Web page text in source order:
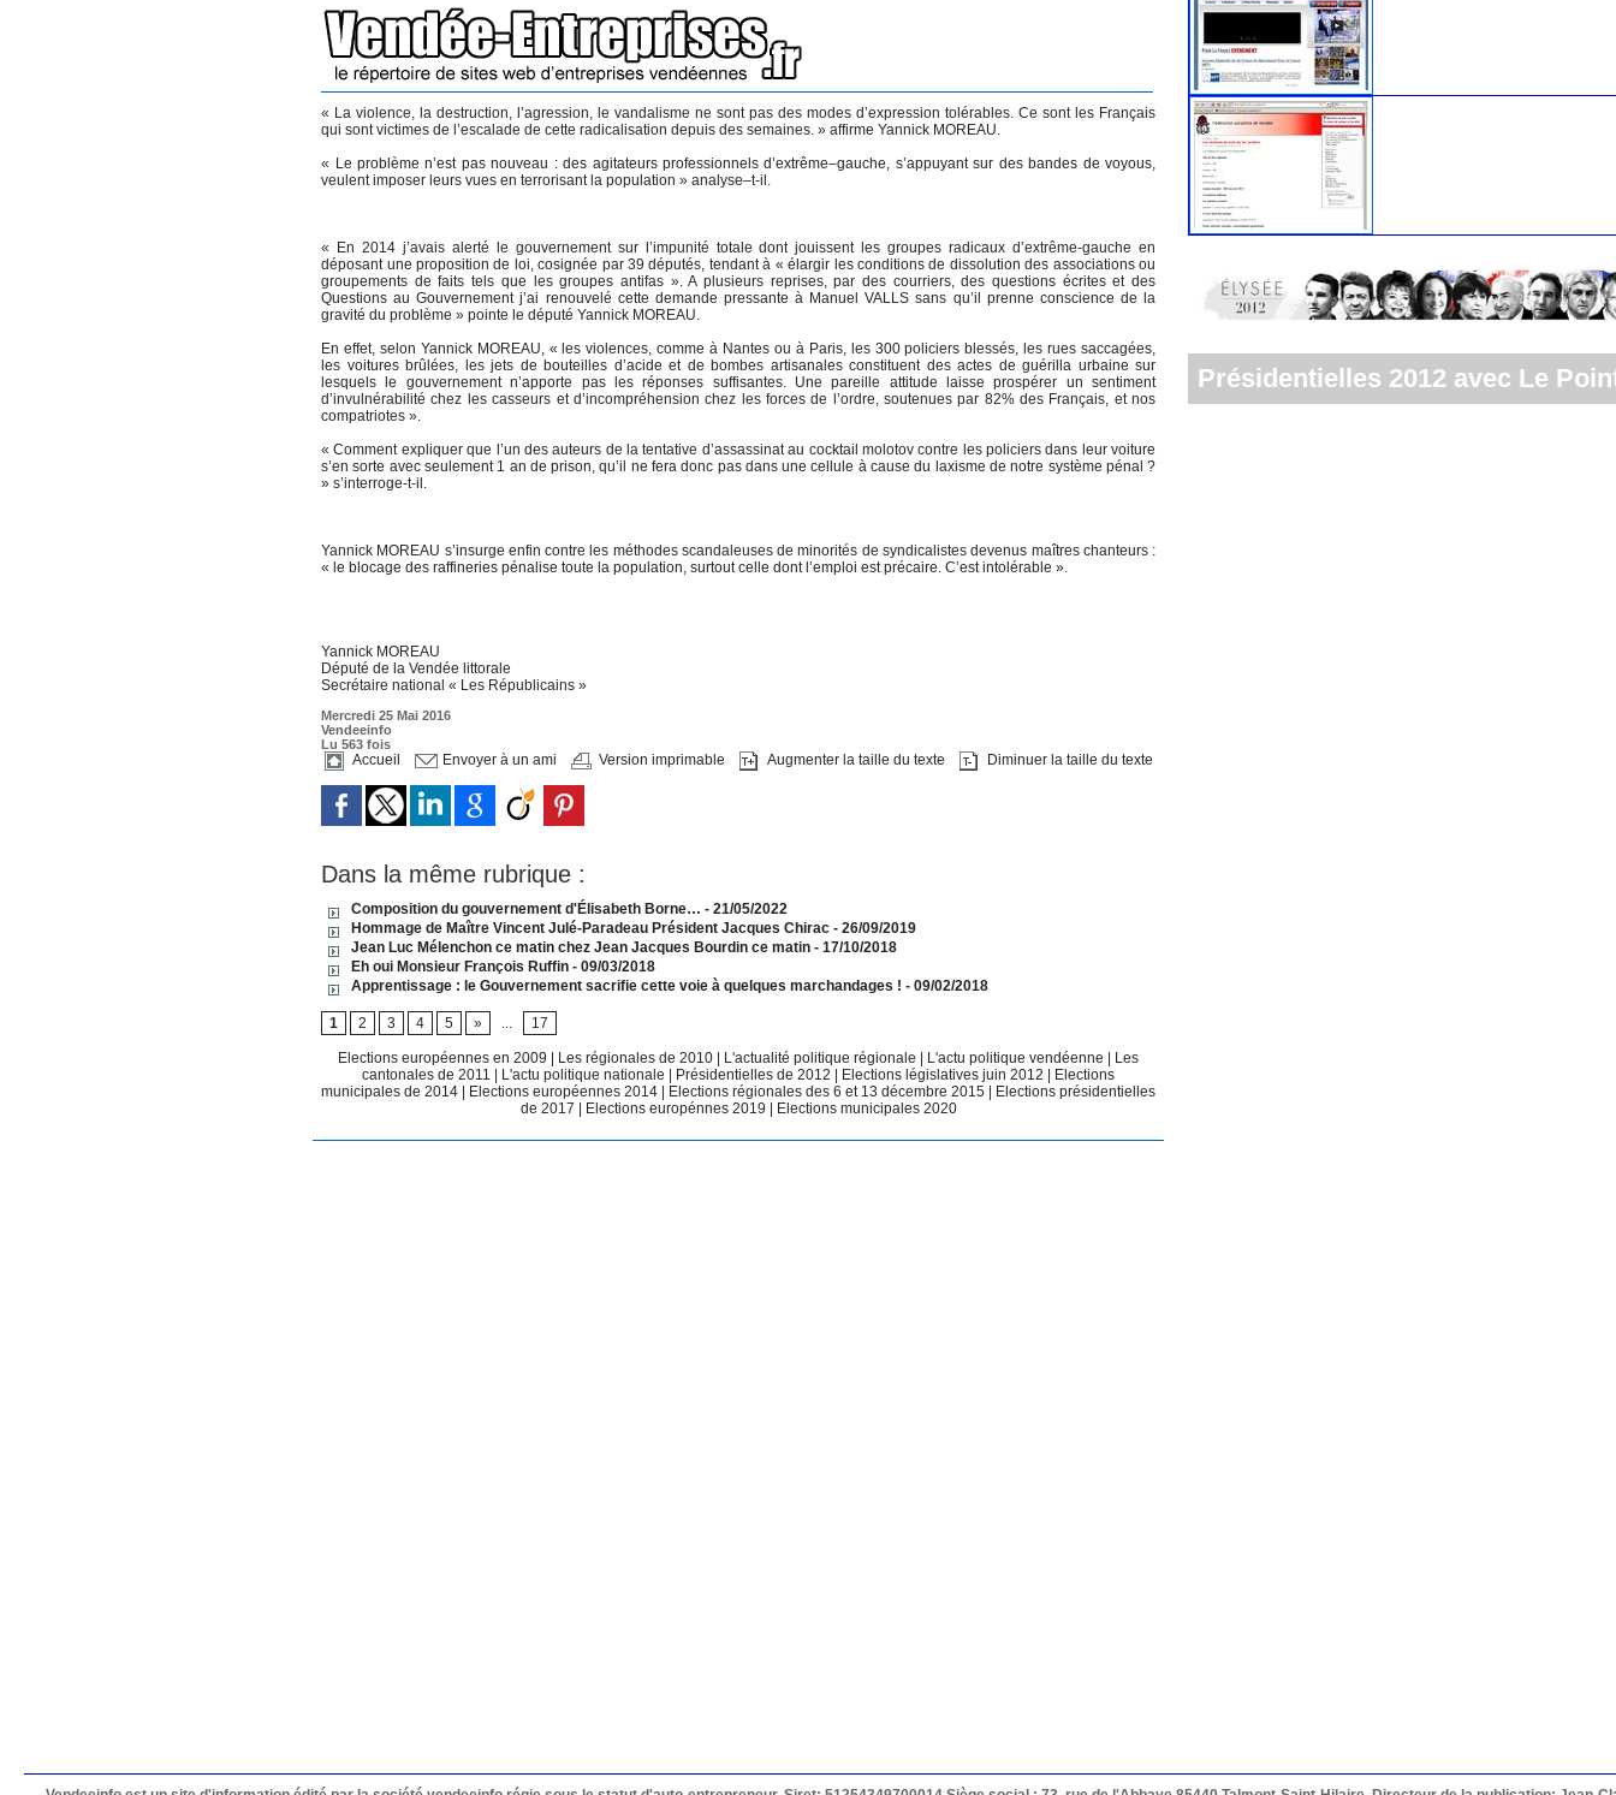
« La violence, la destruction, l’agression, le vandalisme ne sont pas des modes d’expression tolérables. Ce sont les Français
qui sont victimes de l’escalade de cette radicalisation depuis des semaines. » affirme Yannick MOREAU.
« Le problème n’est pas nouveau : des agitateurs professionnels d’extrême–gauche, s’appuyant sur des bandes de voyous,
veulent imposer leurs vues en terrorisant la population » analyse–t-il.
« En 2014 j’avais alerté le gouvernement sur l’impunité totale dont jouissent les groupes radicaux d’extrême-gauche en
déposant une proposition de loi, cosignée par 39 députés, tendant à « élargir les conditions de dissolution des associations ou
groupements de faits tels que les groupes antifas ». A plusieurs reprises, par des courriers, des questions écrites et des
Questions au Gouvernement j’ai renouvelé cette demande pressante à Manuel VALLS sans qu’il prenne conscience de la
gravité du problème » pointe le député Yannick MOREAU.
En effet, selon Yannick MOREAU, « les violences, comme à Nantes ou à Paris, les 300 policiers blessés, les rues saccagées,
les voitures brûlées, les jets de bouteilles d’acide et de bombes artisanales constituent des actes de guérilla urbaine sur
lesquels le gouvernement n’apporte pas les réponses suffisantes. Une pareille attitude laisse prospérer un sentiment
d’invulnérabilité chez les casseurs et d’incompréhension chez les forces de l’ordre, soutenues par 82% des Français, et nos
compatriotes ».
« Comment expliquer que l’un des auteurs de la tentative d’assassinat au cocktail molotov contre les policiers dans leur voiture
s’en sorte avec seulement 1 an de prison, qu’il ne fera donc pas dans une cellule à cause du laxisme de notre système pénal ?
» s’interroge-t-il.
Yannick MOREAU s’insurge enfin contre les méthodes scandaleuses de minorités de syndicalistes devenus maîtres chanteurs :
« le blocage des raffineries pénalise toute la population, surtout celle dont l’emploi est précaire. C’est intolérable ».
Yannick MOREAU
Député de la Vendée littorale
Secrétaire national « Les Républicains »
Mercredi 25 Mai 2016
Vendeeinfo
Lu 563 fois
Accueil Envoyer à un ami Version imprimable Augmenter la taille du texte Diminuer la taille du texte
Dans la même rubrique :
Composition du gouvernement d'Élisabeth Borne… - 21/05/2022
Hommage de Maître Vincent Julé-Paradeau Président Jacques Chirac - 26/09/2019
Jean Luc Mélenchon ce matin chez Jean Jacques Bourdin ce matin- 17/10/2018
Eh oui Monsieur François Ruffin - 09/03/2018
Apprentissage : le Gouvernement sacrifie cette voie à quelques marchandages ! - 09/02/2018
1 2 3 4 5 » ... 17
Elections européennes en 2009 Les régionales de 2010 L'actualité politique régionale L'actu politique vendéenne
Les
cantonales de 2011
L'actu politique nationale Présidentielles de 2012 Elections législatives juin 2012
Elections
municipales de 2014
Elections européennes 2014 Elections régionales des 6 et 13 décembre 2015
Elections présidentielles
de 2017
Elections europénnes 2019 Elections municipales 2020
Présidentielles 2012 avec Le